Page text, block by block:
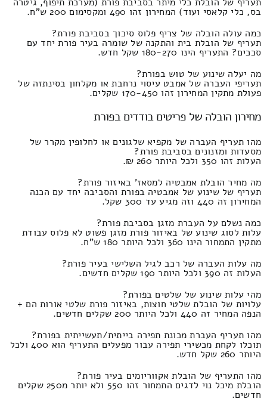
בס, כלי קלאסי ועוד) המחירון זהו 490 ומקסימום 200 ש"ח.
כמה עולה הובלה של צריף פלוס סיכוך בסביבת פורת?
תעריף של הובלת בית והתקנה של שומרה בעיר פורת יחד עם
סככים? התעריף הינו 180-270 שקל חדש.
מה יעלה שינוע של טוש בפורת?
תעריפי העברה של אמבט עיסוי נרחבת או מקלחון בסינתזה של
פעולת מתקין המחירון זהו 170-450 שקלים.
מחירון הובלה של פריטים בודדים בפורת
מהו תעריף העברה של מקפיא שלגונים או לחלופין מקרר של
מסעדות ומזנונים בסביבת פורת?
העלות זהו 350 ולכל היותר 260 ₪.
מה מחיר הובלת אמבטיה למסאז' באיזור פורת?
תעריף של שינוע של אמבטיה בפורת והסביבה יחד עם הכנה
המחירון זה 440 וזה מגיע עד 300 שקל.
כמה נשלם על העברת מזגן בסביבת פורת?
עלות לסוג שינוע של באיזור פורת מזגן פשוט לא פלוס עבודת
מתקין התמחור הינו 360 ולכל היותר 180 ש"ח.
מה עלות העברה של רכב לגיל השלישי בעיר פורת?
העלות זה 390 ולכל היותר 190 שקלים חדשים.
מהי עלות שינוע של שלטים בפורת?
עלויות של הובלת שלטי חוצות, באיזור פורת שלטי אורות הם +
הנפה המחיר זה 440 ולכל היותר 200 שקלים חדשים.
מהו תעריף העברת מכונת תפירה בייתית/תעשייתית בפורת?
תוכלו לקחת מכשירי תפירה עבור מפעלים התעריף הוא 400 ולכל
היותר 260 שקל חדש.
מהו התעריף של הובלת אקווריומים בעיר פורת?
הובלת מיכל נוי לדגים התמחור זהו 550 ולא יותר מ250 שקלים
חדשים.